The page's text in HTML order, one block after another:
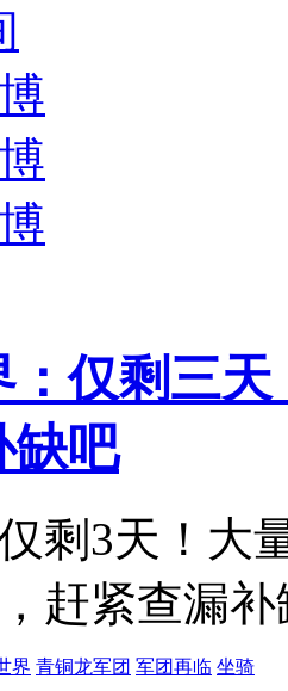
：仅剩三
缺吧
剩3天！大
赶紧查漏
界 青铜龙军团 军团再临 坐骑